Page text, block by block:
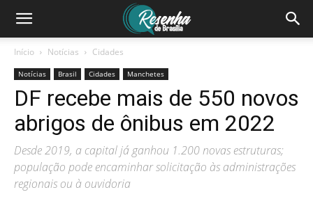
Início Notícias Cidades
Notícias Brasil Cidades Manchetes
DF recebe mais de 550 novos
abrigos de ônibus em 2022
Desde 2019, a capital já ganhou 1.200 novas estruturas;
população pode encaminhar solicitação às administrações
regionais ou à ouvidoria